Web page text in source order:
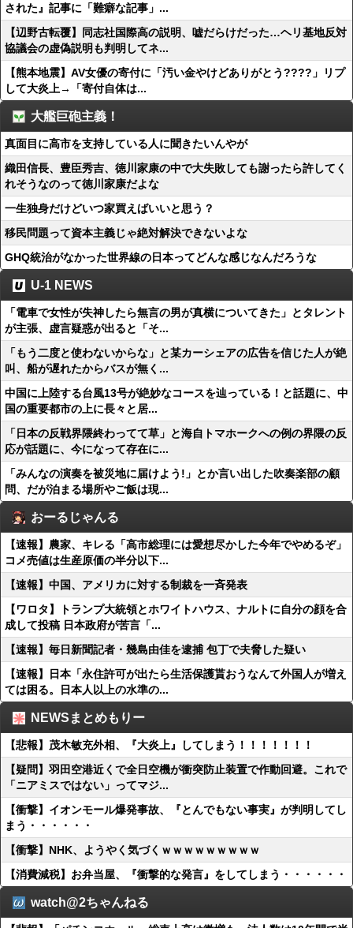
された』記事に「難癖な記事」...
【辺野古転覆】同志社国際高の説明、嘘だらけだった…ヘリ基地反対
協議会の虚偽説明も判明してネ...
【熊本地震】AV女優の寄付に「汚い金やけどありがとう????」リプ
して大炎上→「寄付自体は...
大艦巨砲主義！
真面目に高市を支持している人に聞きたいんやが
織田信長、豊臣秀吉、徳川家康の中で大失敗しても謝ったら許してく
れそうなのって徳川家康だよな
一生独身だけどいつ家買えばいいと思う？
移民問題って資本主義じゃ絶対解決できないよな
GHQ統治がなかった世界線の日本ってどんな感じなんだろうな
U-1 NEWS
「電車で女性が失神したら無言の男が真横についてきた」とタレント
が主張、虚言疑惑が出ると「そ...
「もう二度と使わないからな」と某カーシェアの広告を信じた人が絶
叫、船が遅れたからバスが無く...
中国に上陸する台風13号が絶妙なコースを辿っている！と話題に、中
国の重要都市の上に長々と居...
「日本の反戦界隈終わってて草」と海自トマホークへの例の界隈の反
応が話題に、今になって存在に...
「みんなの演奏を被災地に届けよう!」とか言い出した吹奏楽部の顧
問、だが泊まる場所やご飯は現...
おーるじゃんる
【速報】農家、キレる「高市総理には愛想尽かした今年でやめるぞ」
コメ売値は生産原価の半分以下...
【速報】中国、アメリカに対する制裁を一斉発表
【ワロタ】トランプ大統領とホワイトハウス、ナルトに自分の顔を合
成して投稿 日本政府が苦言「...
【速報】毎日新聞記者・幾島由佳を逮捕 包丁で夫脅した疑い
【速報】日本「永住許可が出たら生活保護貰おうなんて外国人が増え
ては困る。日本人以上の水準の...
NEWSまとめもりー
【悲報】茂木敏充外相、『大炎上』してしまう！！！！！！！
【疑問】羽田空港近くで全日空機が衝突防止装置で作動回避。これで
「ニアミスではない」ってマジ...
【衝撃】イオンモール爆発事故、『とんでもない事実』が判明してし
まう・・・・・・
【衝撃】NHK、ようやく気づくｗｗｗｗｗｗｗｗｗ
【消費減税】お弁当屋、『衝撃的な発言』をしてしまう・・・・・・
watch@2ちゃんねる